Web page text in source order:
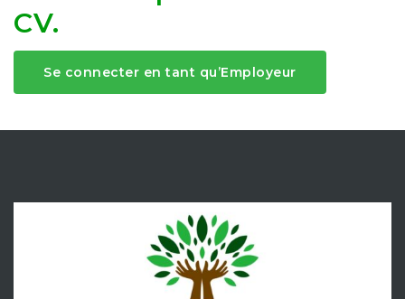
CV.
Se connecter en tant qu’Employeur